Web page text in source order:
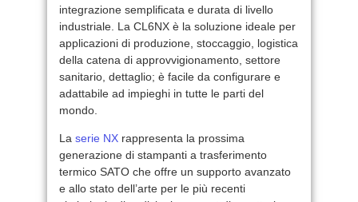
integrazione semplificata e durata di livello
industriale. La CL6NX è la soluzione ideale per
applicazioni di produzione, stoccaggio, logistica
della catena di approvvigionamento, settore
sanitario, dettaglio; è facile da configurare e
adattabile ad impieghi in tutte le parti del
mondo.
La serie NX rappresenta la prossima
generazione di stampanti a trasferimento
termico SATO che offre un supporto avanzato
e allo stato dell’arte per le più recenti